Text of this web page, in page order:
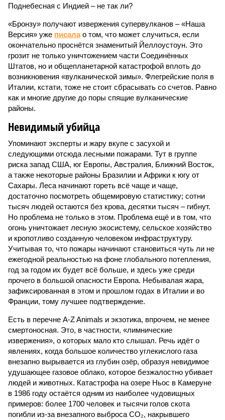
Поднебесная с Индией – не так ли?
«Бронзу» получают извержения супервулканов – «Наша
Версия» уже писалао том, что может случиться, если
окончательно проснётся знаменитый Йеллоустоун. Это
грозит не только уничтожением части Соединённых
Штатов, но и общепланетарной катастрофой вплоть до
возникновения «вулканической зимы». Флегрейские поля в
Италии, кстати, тоже не стоит сбрасывать со счетов. Равно
как и многие другие до поры спящие вулканические
районы.
Невидимый убийца
Упоминают эксперты и жару вкупе с засухой и
следующими отсюда лесными пожарами. Тут в группе
риска запад США, юг Европы, Австралия, Ближний Восток,
а также некоторые районы Бразилии и Африки к югу от
Сахары. Леса начинают гореть всё чаще и чаще,
достаточно посмотреть общемировую статистику; сотни
тысяч людей остаются без крова, десятки тысяч – гибнут.
Но проблема не только в этом. Проблема ещё и в том, что
огонь уничтожает лесную экосистему, сельское хозяйство
и кропотливо созданную человеком инфраструктуру.
Учитывая то, что пожары начинают становиться чуть ли не
ежегодной реальностью на фоне глобального потепления,
год за годом их будет всё больше, и здесь уже среди
прочего в большой опасности Европа. Небывалая жара,
зафиксированная в этом и прошлом годах в Италии и во
Франции, тому лучшее подтверждение.
Есть в перечне A-Z Animals и экзотика, впрочем, не менее
смертоносная. Это, в частности, «лимнические
извержения», о которых мало кто слышал. Речь идёт о
явлениях, когда большое количество углекислого газа
внезапно вырывается из глубин озёр, образуя невидимое
удушающее газовое облако, которое безжалостно убивает
людей и животных. Катастрофа на озере Ньос в Камеруне
в 1986 году остаётся одним из наиболее чудовищных
примеров: более 1700 человек и тысячи голов скота
погибли из-за внезапного выброса CO₂, накрывшего